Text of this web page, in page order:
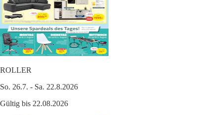
ROLLER
So. 26.7. - Sa. 22.8.2026
Gültig bis 22.08.2026